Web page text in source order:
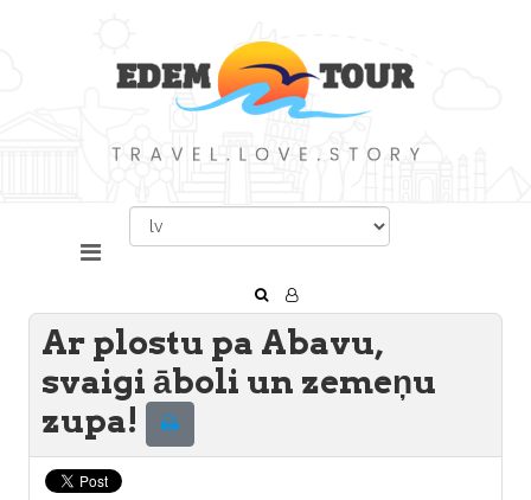
Ar plostu pa Abavu,
svaigi āboli un zemeņu
zupa!